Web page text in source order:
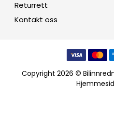
Returrett
Kontakt oss
Copyright 2026 ©